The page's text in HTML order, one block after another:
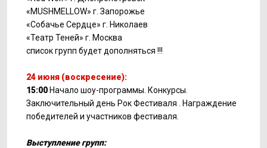
«MUSHMELLOW» г. Запорожье
«Собачье Сердце» г. Николаев
«Театр Теней» г. Москва
список групп будет дополняться !!!
24 июня (воскресение):
15:00 Начало шоу-программы. Конкурсы.
Заключительный день Рок Фестиваля . Награждение
победителей и участников фестиваля.
Выступление групп: